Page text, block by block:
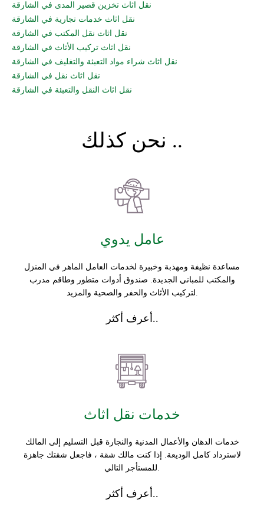
نقل اثاث تخزين قصير المدى في الشارقة
نقل اثاث خدمات تجارية في الشارقة
نقل اثاث نقل المكتب في الشارقة
نقل اثاث تركيب الأثاث في الشارقة
نقل اثاث شراء مواد التعبئة والتغليف في الشارقة
نقل اثاث نقل في الشارقة
نقل اثاث النقل والتعبئة في الشارقة
نحن كذلك ..
عامل يدوي
مساعدة نظيفة ومهذبة وخبيرة لخدمات العامل الماهر في المنزل
والمكتب للمباني الجديدة. صندوق أدوات متطور وطاقم مدرب
لتركيب الأثاث والحفر والصحية والمزيد.
أعرف أكثر..
خدمات نقل اثاث
خدمات الدهان والأعمال المدنية والنجارة قبل التسليم إلى المالك
لاسترداد كامل الوديعة. إذا كنت مالك شقة ، فاجعل شقتك جاهزة
للمستأجر التالي.
أعرف أكثر..